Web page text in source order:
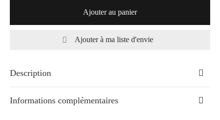
Ajouter au panier
Ajouter à ma liste d'envie
Description
Informations complémentaires